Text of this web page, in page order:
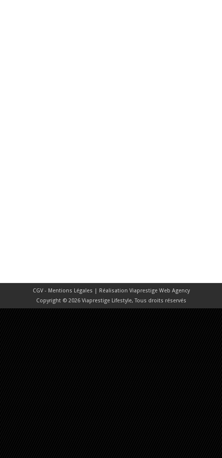
CGV - Mentions Légales | Réalisation Viaprestige Web Agency
Copyright © 2026 Viaprestige Lifestyle, Tous droits réservés